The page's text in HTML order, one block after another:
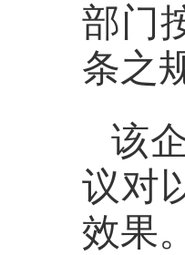
部门
条之
该
议对
效果。